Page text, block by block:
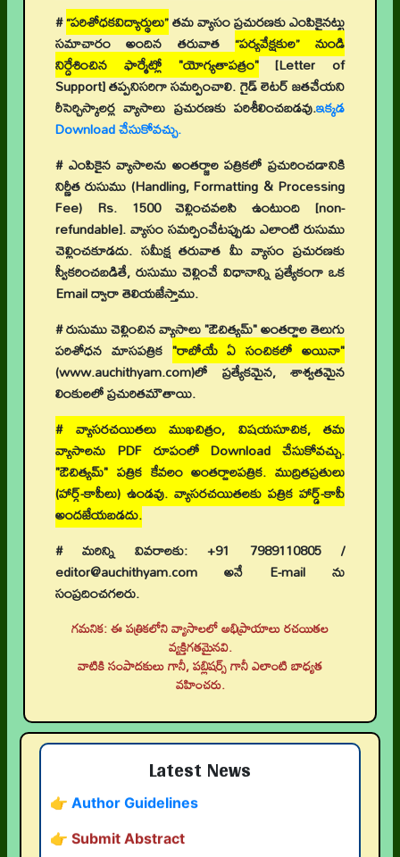
#“పరిశోధకవిద్యార్థులు”తమ వ్యాసం ప్రచురణకు ఎంపికైనట్టు
సమాచారం అందిన తరువాత “పర్యవేక్షకుల” నుండి
నిర్దేశించిన ఫార్మేట్లో "యోగ్యతాపత్రం"[Letter of
Support]తప్పనిసరిగా సమర్పించాలి. గైడ్ లెటర్ జతచేయని
రీసెర్చిస్కాలర్ల వ్యాసాలు ప్రచురణకు పరిశీలించబడవు.ఇక్కడ
Download చేసుకోవచ్చు.
# ఎంపికైన వ్యాసాలను అంతర్జాల పత్రికలో ప్రచురించడానికి
నిర్ణీత రుసుము (Handling, Formatting & Processing
Fee) Rs. 1500 చెల్లించవలసి ఉంటుంది [non-
refundable]. వ్యాసం సమర్పించేటప్పుడు ఎలాంటి రుసుము
చెల్లించకూడదు. సమీక్ష తరువాత మీ వ్యాసం ప్రచురణకు
స్వీకరించబడితే, రుసుము చెల్లించే విధానాన్ని ప్రత్యేకంగా ఒక
Email ద్వారా తెలియజేస్తాము.
# రుసుము చెల్లించిన వ్యాసాలు "ఔచిత్యమ్" అంతర్జాల తెలుగు
పరిశోధన మాసపత్రిక "రాబోయే ఏ సంచికలో అయినా"
(www.auchithyam.com)లో ప్రత్యేకమైన, శాశ్వతమైన
లింకులలో ప్రచురితమౌతాయి.
# వ్యాసరచయితలు ముఖచిత్రం, విషయసూచిక, తమ
వ్యాసాలను PDF రూపంలో Download చేసుకోవచ్చు.
"ఔచిత్యమ్" పత్రిక కేవలం అంతర్జాలపత్రిక. ముద్రితప్రతులు
(హార్డ్-కాపీలు) ఉండవు. వ్యాసరచయితలకు పత్రిక హార్డ్-కాపీ
అందజేయబడదు.
# మరిన్ని వివరాలకు: +91 7989110805 /
editor@auchithyam.com అనే E-mail ను
సంప్రదించగలరు.
గమనిక: ఈ పత్రికలోని వ్యాసాలలో అభిప్రాయాలు రచయితల
వ్యక్తిగతమైనవి.
వాటికి సంపాదకులు గానీ, పబ్లిషర్స్ గానీ ఎలాంటి బాధ్యత
వహించరు.
Latest News
👉 నవతరం పరిశోధనలు
👉 Call for Papers
👉 Author Guidelines
👉 Submit Abstract
👉 Peer-Review Statement